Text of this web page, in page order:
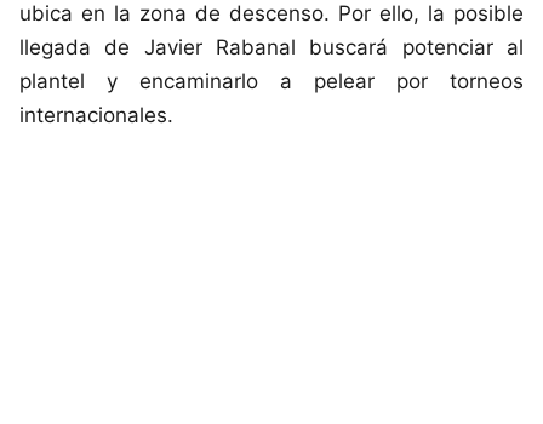
ubica en la zona de descenso. Por ello, la posible
llegada de Javier Rabanal buscará potenciar al
plantel y encaminarlo a pelear por torneos
internacionales.